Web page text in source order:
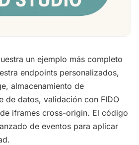
un ejemplo más completo
endpoints personalizados,
almacenamiento de
de datos, validación con FIDO
iframes cross-origin. El código
de eventos para aplicar